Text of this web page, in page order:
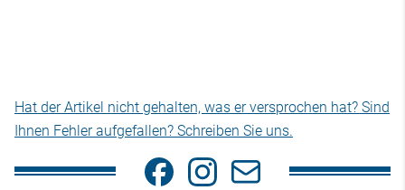
Hat der Artikel nicht gehalten, was er versprochen hat? Sind
Ihnen Fehler aufgefallen? Schreiben Sie uns.